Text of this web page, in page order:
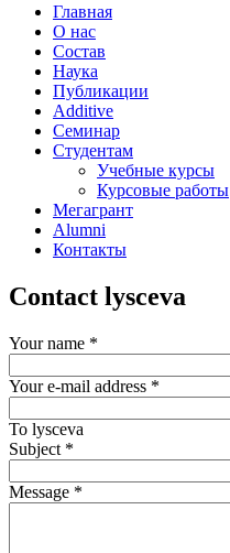
Главная
О нас
Состав
Наука
Публикации
Additive
Семинар
Студентам
Учебные курсы
Курсовые работы
Мегагрант
Alumni
Контакты
Contact lysceva
Your name *
Your e-mail address *
To lysceva
Subject *
Message *